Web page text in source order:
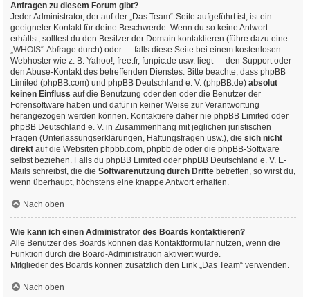
Anfragen zu diesem Forum gibt?
Jeder Administrator, der auf der „Das Team“-Seite aufgeführt ist, ist ein
geeigneter Kontakt für deine Beschwerde. Wenn du so keine Antwort
erhältst, solltest du den Besitzer der Domain kontaktieren (führe dazu eine
„WHOIS“-Abfrage durch) oder — falls diese Seite bei einem kostenlosen
Webhoster wie z. B. Yahoo!, free.fr, funpic.de usw. liegt — den Support oder
den Abuse-Kontakt des betreffenden Dienstes. Bitte beachte, dass phpBB
Limited (phpBB.com) und phpBB Deutschland e. V. (phpBB.de) absolut
keinen Einfluss auf die Benutzung oder den oder die Benutzer der
Forensoftware haben und dafür in keiner Weise zur Verantwortung
herangezogen werden können. Kontaktiere daher nie phpBB Limited oder
phpBB Deutschland e. V. in Zusammenhang mit jeglichen juristischen
Fragen (Unterlassungserklärungen, Haftungsfragen usw.), die sich nicht
direkt auf die Websiten phpbb.com, phpbb.de oder die phpBB-Software
selbst beziehen. Falls du phpBB Limited oder phpBB Deutschland e. V. E-
Mails schreibst, die die Softwarenutzung durch Dritte betreffen, so wirst du,
wenn überhaupt, höchstens eine knappe Antwort erhalten.
Nach oben
Wie kann ich einen Administrator des Boards kontaktieren?
Alle Benutzer des Boards können das Kontaktformular nutzen, wenn die
Funktion durch die Board-Administration aktiviert wurde.
Mitglieder des Boards können zusätzlich den Link „Das Team“ verwenden.
Nach oben